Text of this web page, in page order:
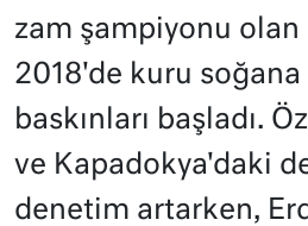
zam şampiyonu olan
2018'de kuru
baskınları başladı.
ve Kapadokya'daki
denetim artarken,